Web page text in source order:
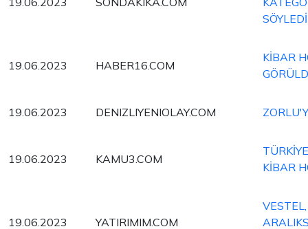
SÖYLEDİ
19.06.2023 HABER16.COM
KİBAR
19.06.2023 DENIZLIYENIOLAY.COM
19.06.2023 KAMU3.COM
KİBAR
19.06.2023 YATIRIMIM.COM